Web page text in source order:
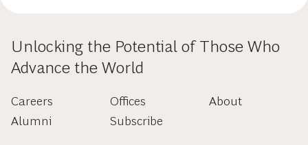
Unlocking the Potential of Those Who
Advance the World
Careers
Alumni
Offices
Subscribe
About